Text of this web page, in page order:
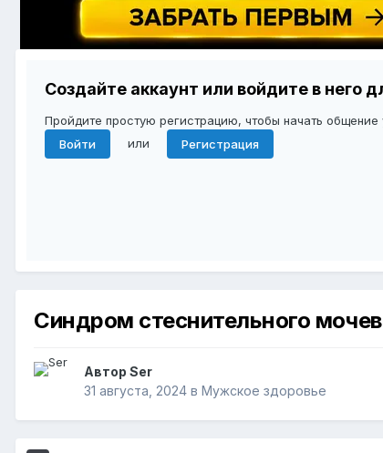
Создайте аккаунт или войдите в него
Пройдите простую регистрацию, чтобы начать
Войти
или Регистрация
Синдром стеснительного
Автор Ser
31 августа, 2024 в Мужское здоровье